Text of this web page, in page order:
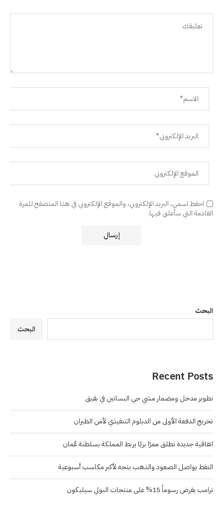
احفظ اسمي، البريد الإلكتروني، والموقع الإلكتروني في هذا المتصفح للمرة
القادمة التي سأعلق فيها.
البحث
البحث
Recent Posts
تطوير مدخل ومضمار مشي حي البساتين في بقيق
تخريج الدفعة الأولى من الدبلوم التنفيذي لأمن الطيران
اتفاقية جديدة تطلق ممرًا بريًا يربط المملكة بسلطنة عُمان
النفط يواصل الصعود والذهب يتجه لأكبر مكاسب أسبوعية
ترامب يفرض رسوماً 15% على منتجات البولي سيليكون